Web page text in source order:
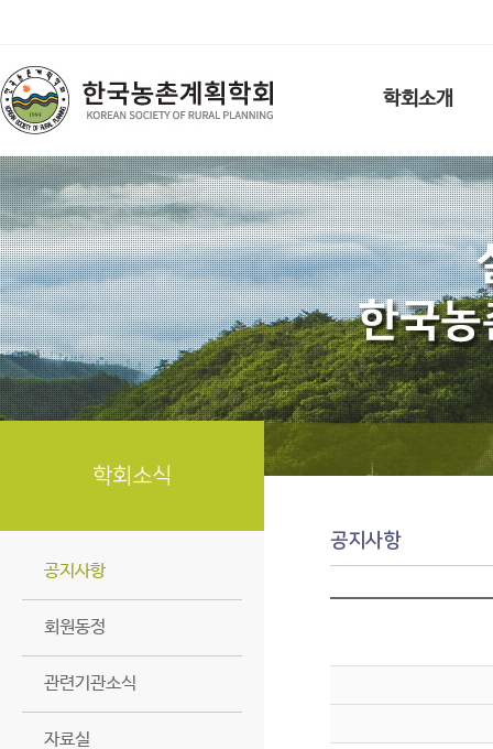
학회소개
학회소식
공지사항
회원동정
관련기관소식
자료실
공지사항